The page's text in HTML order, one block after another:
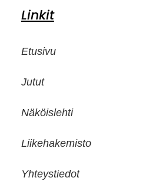
Linkit
Etusivu
Jutut
Näköislehti
Liikehakemisto
Yhteystiedot